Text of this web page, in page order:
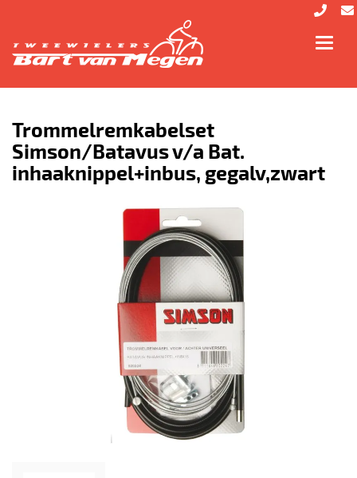
Trommelremkabelset
Simson/Batavus v/a Bat.
inhaaknippel+inbus, gegalv,zwart